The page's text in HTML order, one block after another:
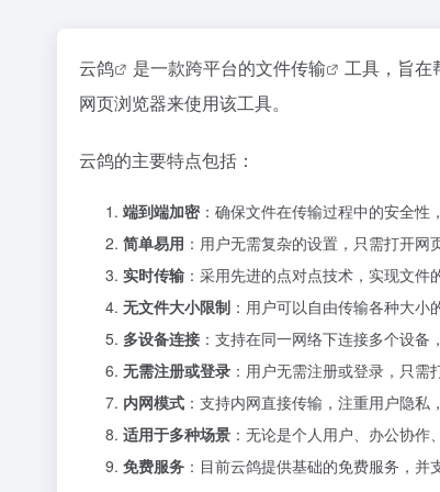
云鸽 是一款跨平台的文件传输
工具，旨在
网页浏览器来使用该工具。
云鸽的主要特点包括：
端到端加密 ：确保文件在传输过程中的安全性
简单易用 ：用户无需复杂的设置，只需打开
实时传输 ：采用先进的点对点技术，实现文件
无文件大小限制 ：用户可以自由传输各种大小
多设备连接 ：支持在同一网络下连接多个设备
无需注册或登录 ：用户无需注册或登录，只
内网模式 ：支持内网直接传输，注重用户隐私
适用于多种场景 ：无论是个人用户、办公协
免费服务 ：目前云鸽提供基础的免费服务，并